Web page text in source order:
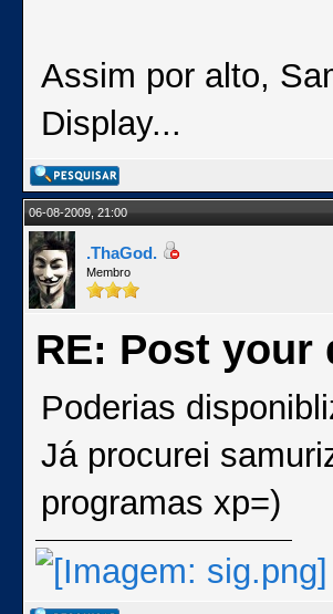
Assim por alto,
Display...
06-08-2009, 21:00
.ThaGod.
Membro
RE: Post your
Poderias
Já procurei
programas xp=)